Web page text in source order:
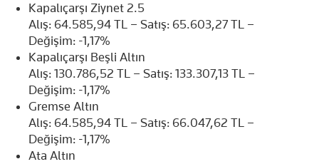
Kapalıçarşı Ziynet 2.5
Alış: 64.585,94 TL – Satış: 65.603,27 TL –
Değişim: -1,17%
Kapalıçarşı Beşli Altın
Alış: 130.786,52 TL – Satış: 133.307,13 TL –
Değişim: -1,17%
Gremse Altın
Alış: 64.585,94 TL – Satış: 66.047,62 TL –
Değişim: -1,17%
Ata Altın